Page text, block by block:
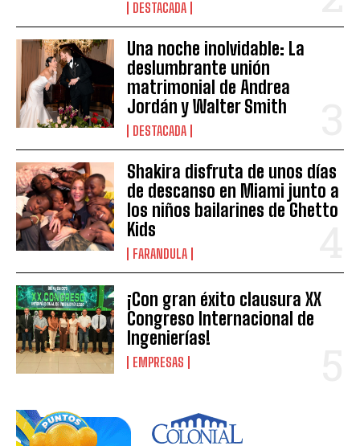
DESTACADA
Una noche inolvidable: La
deslumbrante unión
matrimonial de Andrea
Jordán y Walter Smith
DESTACADA
Shakira disfruta de unos días
de descanso en Miami junto a
los niños bailarines de Ghetto
Kids
FARANDULA
¡Con gran éxito clausura XX
Congreso Internacional de
Ingenierías!
EMPRESAS